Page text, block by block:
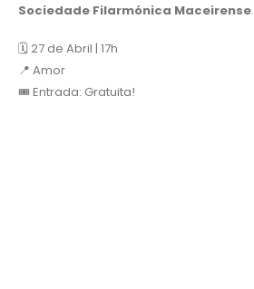
Sociedade Filarmónica Maceirense.
🗓️ 27 de Abril | 17h
📍 Amor
🎟️ Entrada: Gratuita!